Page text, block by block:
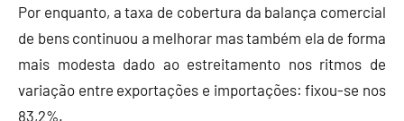
Por enquanto, a taxa de cobertura da balança comercial
de bens continuou a melhorar mas também ela de forma
mais modesta dado ao estreitamento nos ritmos de
variação entre exportações e importações: fixou-se nos
83,2%.